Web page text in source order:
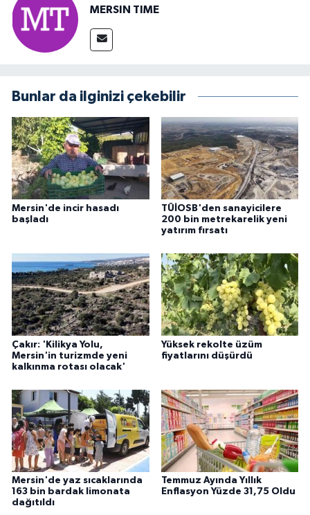
MERSIN TIME
Bunlar da ilginizi çekebilir
Mersin'de incir hasadı
başladı
TÜİOSB'den sanayicilere
200 bin metrekarelik yeni
yatırım fırsatı
Çakır: 'Kilikya Yolu,
Mersin'in turizmde yeni
kalkınma rotası olacak'
Yüksek rekolte üzüm
fiyatlarını düşürdü
Mersin'de yaz sıcaklarında
163 bin bardak limonata
dağıtıldı
Temmuz Ayında Yıllık
Enflasyon Yüzde 31,75 Oldu